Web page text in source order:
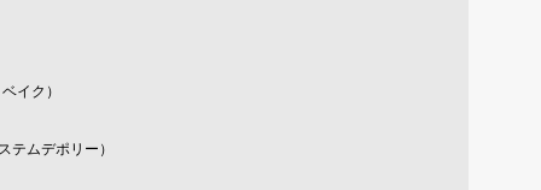
イク）
ムデポリー）